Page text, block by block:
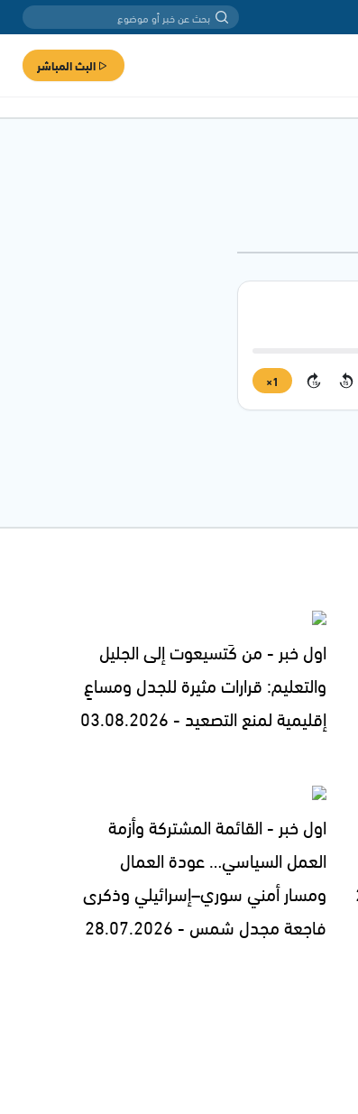
البث المباشر
15
15
1×
اول خبر - من كَتسيعوت إلى الجليل
والتعليم: قرارات مثيرة للجدل ومساعٍ
إقليمية لمنع التصعيد - 03.08.2026
اول خبر - القائمة المشتركة وأزمة
العمل السياسي… عودة العمال
ومسار أمني سوري–إسرائيلي وذكرى
فاجعة مجدل شمس - 28.07.2026